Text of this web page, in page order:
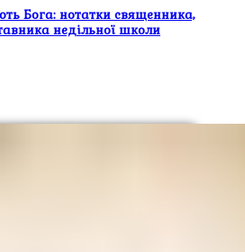
Бога: нотатки священника,
недільної школи